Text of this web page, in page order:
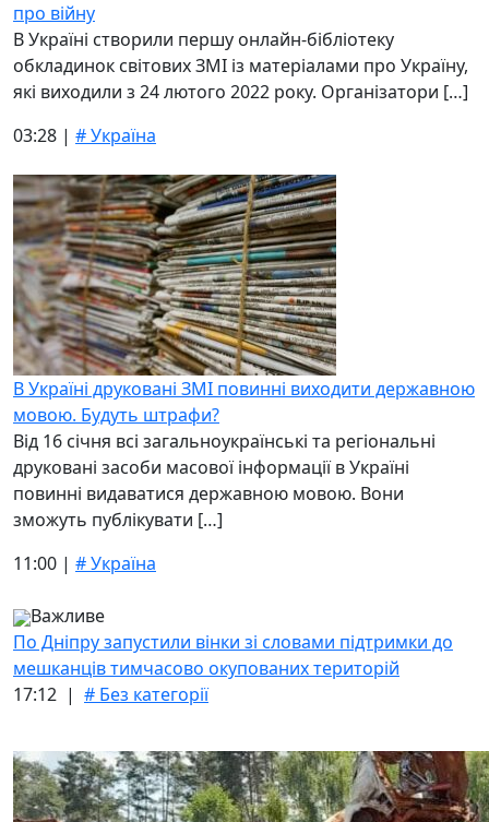
про війну
В Україні створили першу онлайн-бібліотеку
обкладинок світових ЗМІ із матеріалами про Україну,
які виходили з 24 лютого 2022 року. Організатори […]
03:28 | # Україна
В Україні друковані ЗМІ повинні виходити державною
мовою. Будуть штрафи?
Від 16 січня всі загальноукраїнські та регіональні
друковані засоби масової інформації в Україні
повинні видаватися державною мовою. Вони
зможуть публікувати […]
11:00 | # Україна
Важливе
По Дніпру запустили вінки зі словами підтримки до
мешканців тимчасово окупованих територій
17:12 | # Без категорії